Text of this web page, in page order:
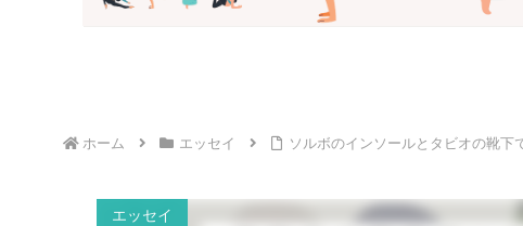
ホーム エッセイ ソルボのインソールとタビオの靴下
エッセイ